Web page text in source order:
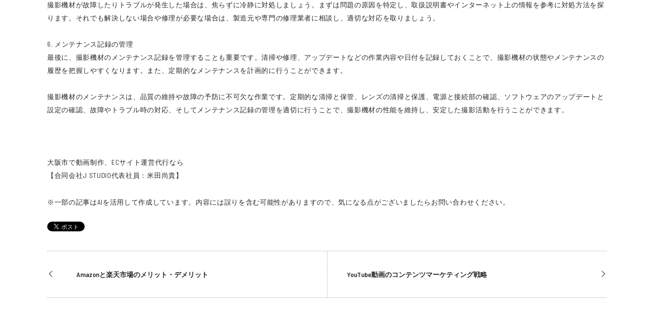
撮影機材が故障したりトラブルが発生した場合は、焦らずに冷静に対処しましょう。まずは問題の原因を特定し、取扱説明書やインターネット上の情報を参考に対処方法を探
ります。それでも解決しない場合や修理が必要な場合は、製造元や専門の修理業者に相談し、適切な対応を取りましょう。
6. メンテナンス記録の管理
最後に、撮影機材のメンテナンス記録を管理することも重要です。清掃や修理、アップデートなどの作業内容や日付を記録しておくことで、撮影機材の状態やメンテナンスの
履歴を把握しやすくなります。また、定期的なメンテナンスを計画的に行うことができます。
撮影機材のメンテナンスは、品質の維持や故障の予防に不可欠な作業です。定期的な清掃と保管、レンズの清掃と保護、電源と接続部の確認、ソフトウェアのアップデートと
設定の確認、故障やトラブル時の対応、そしてメンテナンス記録の管理を適切に行うことで、撮影機材の性能を維持し、安定した撮影活動を行うことができます。
大阪市で動画制作、ECサイト運営代行なら
【合同会社J STUDIO代表社員：米田尚貴】
※一部の記事はAIを活用して作成しています。 内容には誤りを含む可能性がありますので、気になる点がございましたらお問い合わせください。
Amazonと楽天市場のメリット・デメリット YouTube動画のコンテンツマーケティング戦略